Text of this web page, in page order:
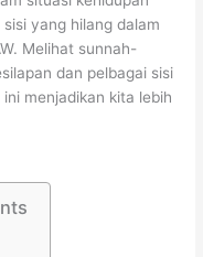
yang hilang dalam
Melihat sunnah-
dan pelbagai sisi
menjadikan kita lebih